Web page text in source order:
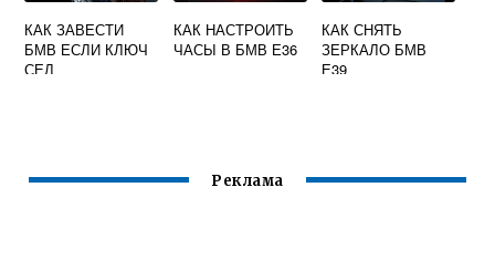
КАК ЗАВЕСТИ
БМВ ЕСЛИ КЛЮЧ
СЕЛ
КАК НАСТРОИТЬ
ЧАСЫ В БМВ Е36
КАК СНЯТЬ
ЗЕРКАЛО БМВ
Е39
Реклама